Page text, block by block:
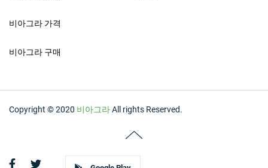
비아그라 가격
비아그라 구매
Copyright © 2020 비아그라All rights Reserved.